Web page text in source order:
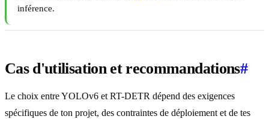
inférence.
Cas d'utilisation et recommandations#
Le choix entre YOLOv6 et RT-DETR dépend des exigences
spécifiques de ton projet, des contraintes de déploiement et de tes